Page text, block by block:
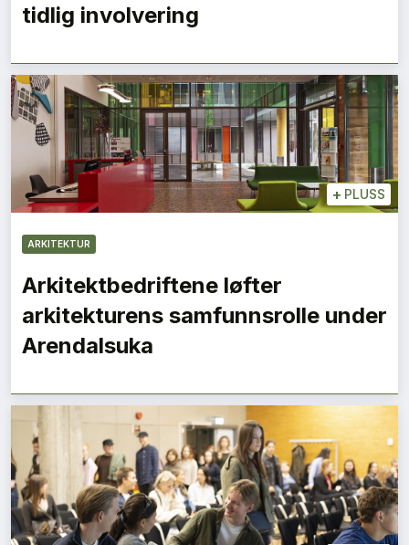
tidlig involvering
+ PLUSS
ARKITEKTUR
Arkitektbedriftene løfter
arkitekturens samfunnsrolle under
Arendalsuka